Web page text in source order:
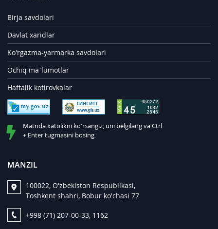
Birja savdolari
Davlat xaridlar
Ko'rgazma-yarmarka savdolari
Ochiq ma’lumotlar
Haftalik kotirovkalar
Matnda xatolikni ko'rsangiz, uni belgilang va Ctrl
+ Enter tugmasini bosing.
MANZIL
100022, O'zbekiston Respublikasi,
Toshkent shahri, Bobur ko'chasi 77
+998 (71) 207-00-33, 1162